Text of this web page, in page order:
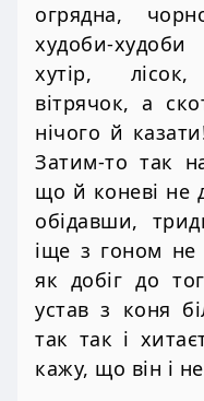
огрядна,
худоби-
хутір,
вітрячок, а
нічого й
Затим-то так
що й коневі не
обідавши,
іще з гоном не
як добіг до
устав з коня
так так і
кажу, що він і